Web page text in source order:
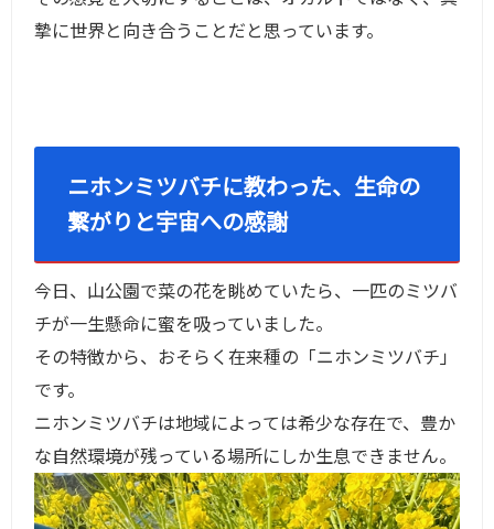
摯に世界と向き合うことだと思っています。
ニホンミツバチに教わった、生命の
繋がりと宇宙への感謝
今日、山公園で菜の花を眺めていたら、一匹のミツバ
チが一生懸命に蜜を吸っていました。
その特徴から、おそらく在来種の「ニホンミツバチ」
です。
ニホンミツバチは地域によっては希少な存在で、豊か
な自然環境が残っている場所にしか生息できません。